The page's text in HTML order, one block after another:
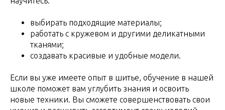
выбирать подходящие материалы;
работать с кружевом и другими деликатными
тканями;
создавать красивые и удобные модели.
Если вы уже имеете опыт в шитье, обучение в нашей
школе поможет вам углубить знания и освоить
новые техники. Вы сможете совершенствовать свои